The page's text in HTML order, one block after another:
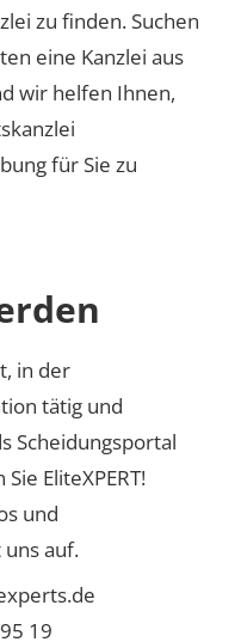
zu finden. Suchen
eine Kanzlei aus
wir helfen Ihnen,
für Sie zu
in der
tätig und
Scheidungsportal
EliteXPERT!
und
auf.
19